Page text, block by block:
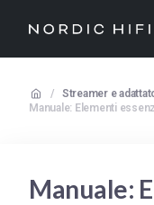
/ Streamer e
Manuale: Elementi
Manuale: